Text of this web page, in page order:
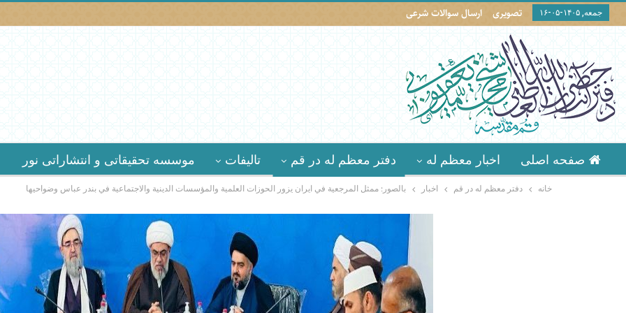
جمعه, ۱۴۰۵-۰۵-۱۶ تصویری ارسال سوالات شرعی
صفحه اصلی اخبار معظم له دفتر معظم له در قم تالیفات موسسه تحقیقاتى و انتشاراتى نور
خانه دفتر معظم له در قم اخبار بالصور: ممثل المرجعية في ايران يزور الحوزات العلمية والمؤسسات الدينية والاجتماعية في بندر عباس وضواحيها